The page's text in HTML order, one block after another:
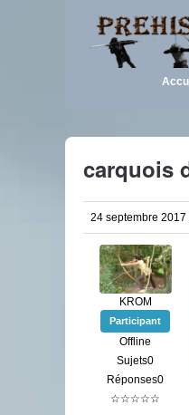
carquois
24 septembre 2017
KROM
Participant
Offline
Sujets0
Réponses0
☆☆☆☆☆